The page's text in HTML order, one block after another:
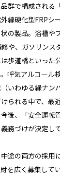
群で構成される
線硬化型FRPシ
の製品。浴槽や
や、ガソリンス
歩道橋といった
呼気アルコール
いわゆる緑ナン
られる中で、最
後、「安全運転
務づけが決定し
途の両方の採用
を広く募集して